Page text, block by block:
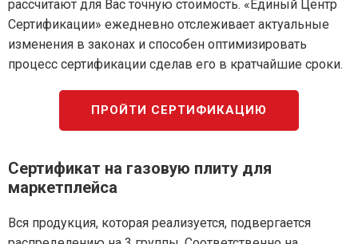
рассчитают для Вас точную стоимость. «Единый Центр
Сертификации» ежедневно отслеживает актуальные
изменения в законах и способен оптимизировать
процесс сертификации сделав его в кратчайшие сроки.
ПРОЙТИ СЕРТИФИКАЦИЮ
Сертификат на газовую плиту для
маркетплейса
Вся продукция, которая реализуется, подвергается